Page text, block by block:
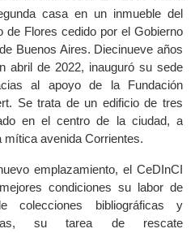
casa en un inmueble del
de Flores cedido por el Gobierno
Buenos Aires. Diecinueve años
abril de 2022, inauguró su sede
al apoyo de la Fundación
. Se trata de un edificio de tres
en el centro de la ciudad, a
mítica avenida Corrientes.
emplazamiento, el CeDInCI
condiciones su labor de
colecciones bibliográficas y
su tarea de rescate